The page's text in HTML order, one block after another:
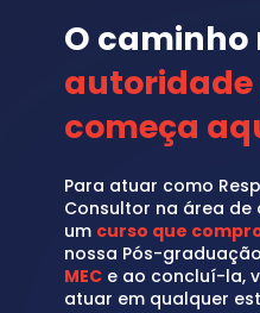
começa
Para atuar como
Consultor na área de
um curso que
nossa Pós-
MEC e ao concluí-la,
atuar em qualquer